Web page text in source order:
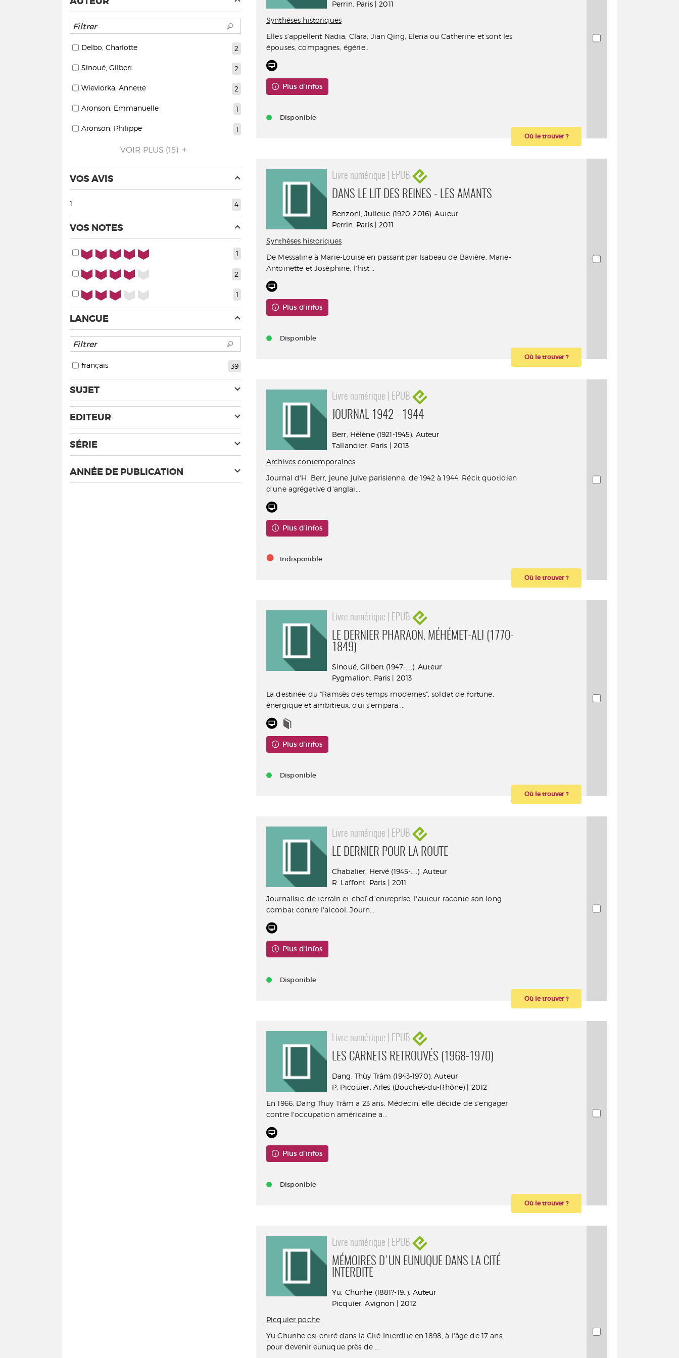
Perrin. Paris | 2011
Synthèses historiques
Elles s'appellent Nadia, Clara, Jian Qing, Elena ou Catherine et sont les
épouses, compagnes, égérie...
Plus d'infos
Disponible
Où le trouver ?
Livre numérique | EPUB
DANS LE LIT DES REINES - LES AMANTS
Benzoni, Juliette (1920-2016). Auteur
Perrin. Paris | 2011
Synthèses historiques
De Messaline à Marie-Louise en passant par Isabeau de Bavière, Marie-
Antoinette et Joséphine, l'hist...
Plus d'infos
Disponible
Où le trouver ?
Livre numérique | EPUB
JOURNAL 1942 - 1944
Berr, Hélène (1921-1945). Auteur
Tallandier. Paris | 2013
Archives contemporaines
Journal d'H. Berr, jeune juive parisienne, de 1942 à 1944. Récit quotidien
d'une agrégative d'anglai...
Plus d'infos
Indisponible
Où le trouver ?
Livre numérique | EPUB
LE DERNIER PHARAON. MÉHÉMET-ALI (1770-
1849)
Sinoué, Gilbert (1947-....). Auteur
Pygmalion. Paris | 2013
La destinée du "Ramsès des temps modernes", soldat de fortune,
énergique et ambitieux, qui s'empara ...
Plus d'infos
Disponible
Où le trouver ?
Livre numérique | EPUB
LE DERNIER POUR LA ROUTE
Chabalier, Hervé (1945-....). Auteur
R. Laffont. Paris | 2011
Journaliste de terrain et chef d'entreprise, l'auteur raconte son long
combat contre l'alcool. Journ...
Plus d'infos
Disponible
Où le trouver ?
Livre numérique | EPUB
LES CARNETS RETROUVÉS (1968-1970)
Dang, Thùy Trâm (1943-1970). Auteur
P. Picquier. Arles (Bouches-du-Rhône) | 2012
En 1966, Dang Thuy Trâm a 23 ans. Médecin, elle décide de s'engager
contre l'occupation américaine a...
Plus d'infos
Disponible
Où le trouver ?
Livre numérique | EPUB
MÉMOIRES D'UN EUNUQUE DANS LA CITÉ
INTERDITE
Yu, Chunhe (1881?-19..). Auteur
Picquier. Avignon | 2012
Picquier poche
Yu Chunhe est entré dans la Cité Interdite en 1898, à l'âge de 17 ans,
pour devenir eunuque près de ...
2
Delbo, Charlotte
2
Sinoué, Gilbert
2
Wieviorka, Annette
1
Aronson, Emmanuelle
1
Aronson, Philippe
VOIR PLUS (15)
VOS AVIS
4
1
VOS NOTES
1
5/5
2
4/5
1
3/5
LANGUE
39
français
SUJET
EDITEUR
SÉRIE
ANNÉE DE PUBLICATION